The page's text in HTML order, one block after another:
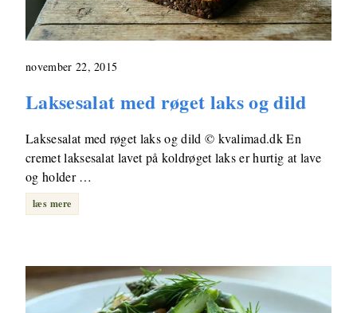
november 22, 2015
Laksesalat med røget laks og dild
Laksesalat med røget laks og dild © kvalimad.dk En
cremet laksesalat lavet på koldrøget laks er hurtig at lave
og holder …
læs mere